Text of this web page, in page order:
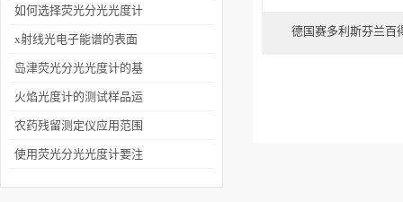
构组成
如何选择荧光分光光度计
的滤光片？
x射线光电子能谱的表面
灵敏性介绍
岛津荧光分光光度计的基
本原理
火焰光度计的测试样品运
用的原理是什么？
农药残留测定仪应用范围
及效果
使用荧光分光光度计要注
德国赛多利斯芬兰百